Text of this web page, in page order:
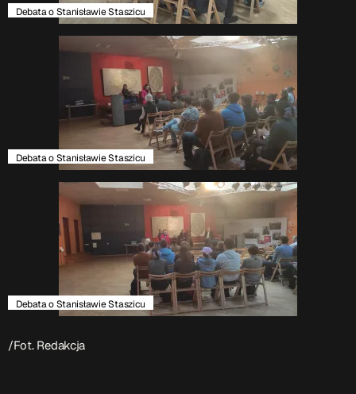
Debata o Stanisławie Staszicu
Debata o Stanisławie Staszicu
Debata o Stanisławie Staszicu
/Fot. Redakcja